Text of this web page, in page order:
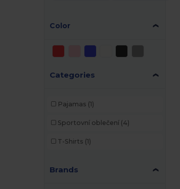
Color
Categories
Pajamas (1)
Sportovní oblečení (4)
T-Shirts (1)
Brands